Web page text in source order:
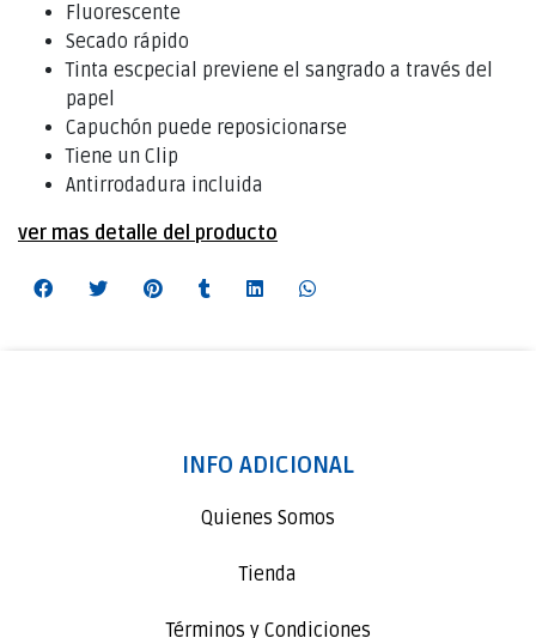
Fluorescente
Secado rápido
Tinta escpecial previene el sangrado a través del
papel
Capuchón puede reposicionarse
Tiene un Clip
Antirrodadura incluida
ver mas detalle del producto
INFO ADICIONAL
Quienes Somos
Tienda
Términos y Condiciones